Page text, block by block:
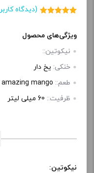
مشتری
(دیدگاه کاربر
ویژگی‌های محصول
نیکوتین::
خنکی: یخ دار
طعم:: amazing mango
ظرفیت:: 60 میلی‌ لیتر
نیکوتین: